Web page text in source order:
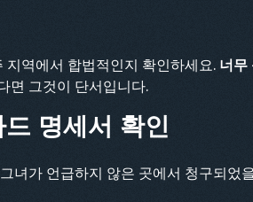
지역에서 합법적인지 확인하세요. 너무
면 그것이 단서입니다.
명세서 확인
녀가 언급하지 않은 곳에서 청구되었